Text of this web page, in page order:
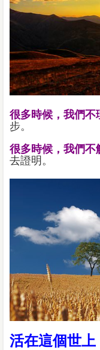
很多時候，我們不
步。
很多時候，我們不
去證明。
活在這個世上